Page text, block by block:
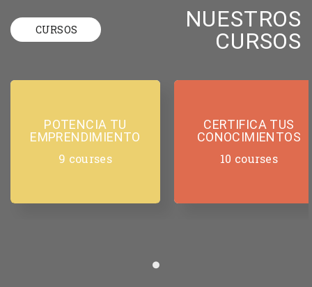
NUESTROS
CURSOS
CURSOS
POTENCIA TU
EMPRENDIMIENTO
9 courses
CERTIFICA TUS
CONOCIMIENTOS
10 courses